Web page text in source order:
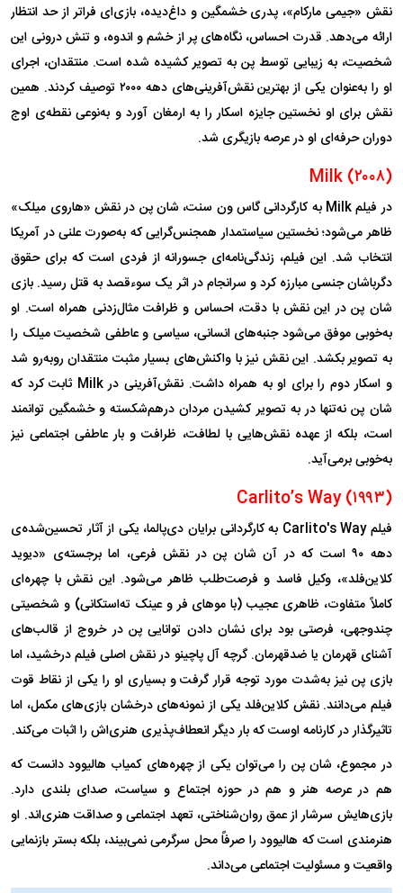
نقش «جیمی مارکام»، پدری خشمگین و داغ‌دیده، بازی‌ای فراتر از حد انتظار
ارائه می‌دهد. قدرت احساس، نگاه‌های پر از خشم و اندوه، و تنش درونی این
شخصیت، به زیبایی توسط پن به تصویر کشیده شده است. منتقدان، اجرای
او را به‌عنوان یکی از بهترین نقش‌آفرینی‌های دهه ۲۰۰۰ توصیف کردند. همین
نقش برای او نخستین جایزه اسکار را به ارمغان آورد و به‌نوعی نقطه‌ی اوج
دوران حرفه‌ای او در عرصه بازیگری شد.
Milk (۲۰۰۸)
در فیلم Milk به کارگردانی گاس ون سنت، شان پن در نقش «هاروی میلک»
ظاهر می‌شود؛ نخستین سیاستمدار همجنس‌گرایی که به‌صورت علنی در آمریکا
انتخاب شد. این فیلم، زندگی‌نامه‌ای جسورانه از فردی است که برای حقوق
دگرباشان جنسی مبارزه کرد و سرانجام در اثر یک سوءقصد به قتل رسید. بازی
شان پن در این نقش با دقت، احساس و ظرافت مثال‌زدنی همراه است. او
به‌خوبی موفق می‌شود جنبه‌های انسانی، سیاسی و عاطفی شخصیت میلک را
به تصویر بکشد. این نقش نیز با واکنش‌های بسیار مثبت منتقدان روبه‌رو شد
و اسکار دوم را برای او به همراه داشت. نقش‌آفرینی در Milk ثابت کرد که
شان پن نه‌تنها در به تصویر کشیدن مردان درهم‌شکسته و خشمگین توانمند
است، بلکه از عهده نقش‌هایی با لطافت، ظرافت و بار عاطفی اجتماعی نیز
به‌خوبی برمی‌آید.
Carlito’s Way (۱۹۹۳)
فیلم Carlito's Way به کارگردانی برایان دی‌پالما، یکی از آثار تحسین‌شده‌ی
دهه ۹۰ است که در آن شان پن در نقش فرعی، اما برجسته‌ی «دیوید
کلاین‌فلد»، وکیل فاسد و فرصت‌طلب ظاهر می‌شود. این نقش با چهره‌ای
کاملاً متفاوت، ظاهری عجیب (با مو‌های فر و عینک ته‌استکانی) و شخصیتی
چندوجهی، فرصتی بود برای نشان دادن توانایی پن در خروج از قالب‌های
آشنای قهرمان یا ضدقهرمان. گرچه آل پاچینو در نقش اصلی فیلم درخشید، اما
بازی پن نیز به‌شدت مورد توجه قرار گرفت و بسیاری او را یکی از نقاط قوت
فیلم می‌دانند. نقش کلاین‌فلد یکی از نمونه‌های درخشان بازی‌های مکمل، اما
تاثیرگذار در کارنامه اوست که بار دیگر انعطاف‌پذیری هنری‌اش را اثبات می‌کند.
در مجموع، شان پن را می‌توان یکی از چهره‌های کمیاب هالیوود دانست که
هم در عرصه هنر و هم در حوزه اجتماع و سیاست، صدای بلندی دارد.
بازی‌هایش سرشار از عمق روان‌شناختی، تعهد اجتماعی و صداقت هنری‌اند. او
هنرمندی است که هالیوود را صرفاً محل سرگرمی نمی‌بیند، بلکه بستر بازنمایی
واقعیت و مسئولیت اجتماعی می‌داند.